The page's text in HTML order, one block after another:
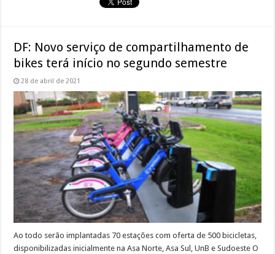
DF: Novo serviço de compartilhamento de
bikes terá início no segundo semestre
28 de abril de 2021
Ao todo serão implantadas 70 estações com oferta de 500 bicicletas,
disponibilizadas inicialmente na Asa Norte, Asa Sul, UnB e Sudoeste O